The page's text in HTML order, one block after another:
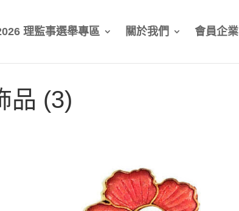
理監事選舉專區 關於我們 會員企業
品 (3)